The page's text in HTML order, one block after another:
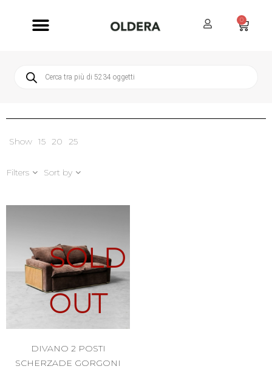
0
Show 15 20 25
Filters Sort by
SOLD
OUT
DIVANO 2 POSTI
SCHERZADE GORGONI